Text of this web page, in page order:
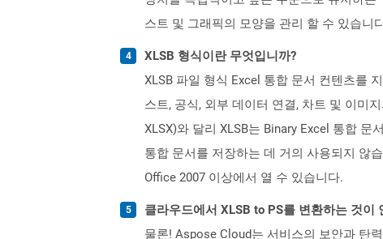
스트 및 그래픽의 모양을 관리 할 수 ​​있습니
XLSB 형식이란 무엇입니까?
XLSB 파일 형식 Excel 통합 문서 컨텐츠를
스트, 공식, 외부 데이터 연결, 차트 및 이미
XLSX)와 달리 XLSB는 Binary Excel 통합
통합 문서를 저장하는 데 거의 사용되지 않
Office 2007 이상에서 열 수 있습니다.
클라우드에서 XLSB to PS를 변환하는 것이
물론! Aspose Cloud는 서비스의 보안과 탄